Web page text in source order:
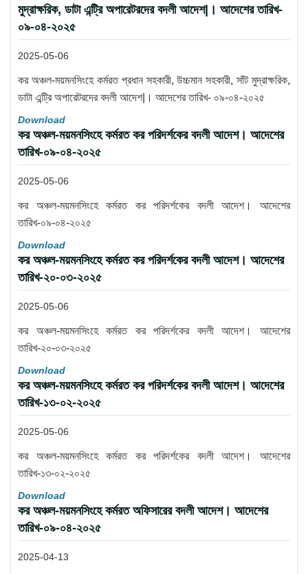
মুদ্রাক্ষরিক, ডাটা এন্ট্রি অপারেটরদের বদলী আদেশ|। আদেশের তারিখ-
০৯-০৪-২০২৫
2025-05-06
কর অঞ্চল-ময়মনসিংহে কর্মরত প্রধান সহকারী, উচ্চমান সহকারী, সাঁট মুদ্রাক্ষরিক,
ডাটা এন্ট্রি অপারেটরদের বদলী আদেশ|। আদেশের তারিখ- ০৯-০৪-২০২৫
Download
কর অঞ্চল-ময়মনসিংহে কর্মরত কর পরিদর্শকের বদলী আদেশ। আদেশের
তারিখ-০৯-০৪-২০২৫
2025-05-06
কর অঞ্চল-ময়মনসিংহে কর্মরত কর পরিদর্শকের বদলী আদেশ। আদেশের
তারিখ-০৯-০৪-২০২৫
Download
কর অঞ্চল-ময়মনসিংহে কর্মরত কর পরিদর্শকের বদলী আদেশ। আদেশের
তারিখ-২০-০৩-২০২৫
2025-05-06
কর অঞ্চল-ময়মনসিংহে কর্মরত কর পরিদর্শকের বদলী আদেশ। আদেশের
তারিখ-২০-০৩-২০২৫
Download
কর অঞ্চল-ময়মনসিংহে কর্মরত কর পরিদর্শকের বদলী আদেশ। আদেশের
তারিখ-১৩-০২-২০২৫
2025-05-06
কর অঞ্চল-ময়মনসিংহে কর্মরত কর পরিদর্শকের বদলী আদেশ। আদেশের
তারিখ-১৩-০২-২০২৫
Download
কর অঞ্চল-ময়মনসিংহে কর্মরত অফিসারের বদলী আদেশ। আদেশের
তারিখ-০৯-০৪-২০২৫
2025-04-13